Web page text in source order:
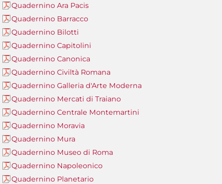
Quadernino Ara Pacis
Quadernino Barracco
Quadernino Bilotti
Quadernino Capitolini
Quadernino Canonica
Quadernino Civiltà Romana
Quadernino Galleria d'Arte Moderna
Quadernino Mercati di Traiano
Quadernino Centrale Montemartini
Quadernino Moravia
Quadernino Mura
Quadernino Museo di Roma
Quadernino Napoleonico
Quadernino Planetario